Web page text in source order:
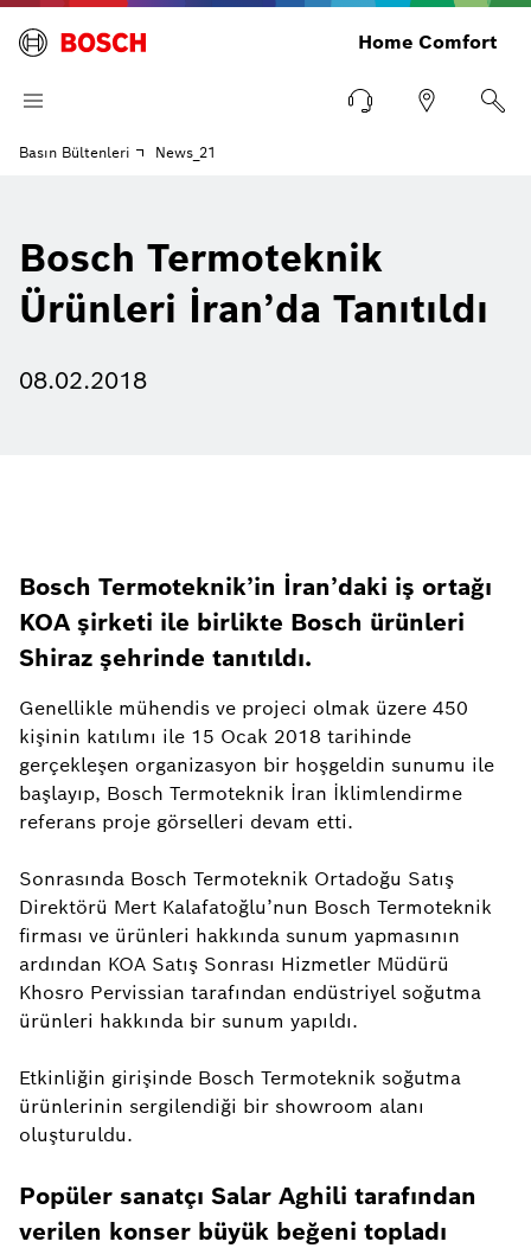
Home Comfort
Basın Bültenleri News_21
Bosch Termoteknik
Ürünleri İran’da Tanıtıldı
08.02.2018
Bosch Termoteknik’in İran’daki iş ortağı
KOA şirketi ile birlikte Bosch ürünleri
Shiraz şehrinde tanıtıldı.
Genellikle mühendis ve projeci olmak üzere 450
kişinin katılımı ile 15 Ocak 2018 tarihinde
gerçekleşen organizasyon bir hoşgeldin sunumu ile
başlayıp, Bosch Termoteknik İran İklimlendirme
referans proje görselleri devam etti.
Sonrasında Bosch Termoteknik Ortadoğu Satış
Direktörü Mert Kalafatoğlu’nun Bosch Termoteknik
firması ve ürünleri hakkında sunum yapmasının
ardından KOA Satış Sonrası Hizmetler Müdürü
Khosro Pervissian tarafından endüstriyel soğutma
ürünleri hakkında bir sunum yapıldı.
Etkinliğin girişinde Bosch Termoteknik soğutma
ürünlerinin sergilendiği bir showroom alanı
oluşturuldu.
Popüler sanatçı Salar Aghili tarafından
verilen konser büyük beğeni topladı